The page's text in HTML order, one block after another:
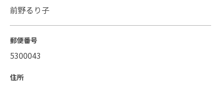
前野るり子
郵便番号
5300043
住所